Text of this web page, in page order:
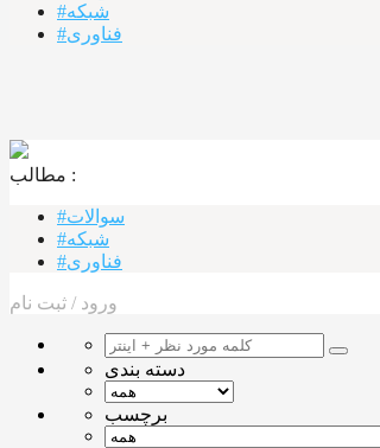
#شبکه
#فناوری
مطالب :‌ ‌‌
#سوالات
#شبکه
#فناوری
ورود / ثبت نام
دسته بندی
برچسب